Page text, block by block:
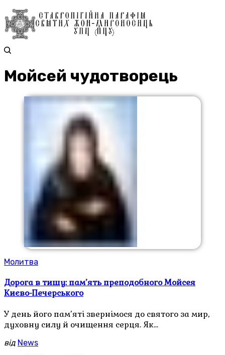
Мойсей чудотворець
Молитва
Дорога в тишу: пам’ять преподобного Мойсея
Києво-Печерського
У день його пам’яті звернімося до святого за мир,
духовну силу й очищення серця. Як…
від News